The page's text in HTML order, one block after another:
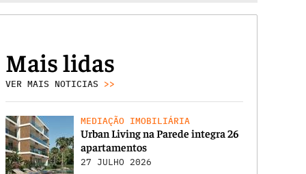
Mais lidas
VER MAIS NOTICIAS >>
MEDIAÇÃO IMOBILIÁRIA
Urban Living na Parede integra 26
apartamentos
27 JULHO 2026